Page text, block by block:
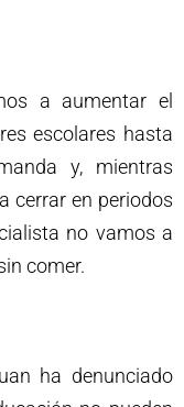
a aumentar el
escolares hasta
y, mientras
cerrar en periodos
no vamos a
comer.
ha denunciado